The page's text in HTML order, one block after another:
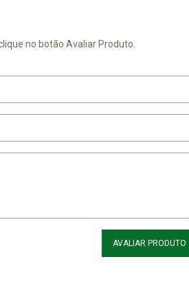
no botão Avaliar Produto.
AVALIAR PRODUTO